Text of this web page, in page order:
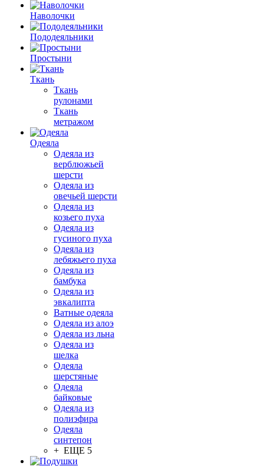
Наволочки
Пододеяльники
Простыни
Ткань
Ткань
рулонами
Ткань
метражом
Одеяла
Одеяла из
верблюжьей
шерсти
Одеяла из
овечьей шерсти
Одеяла из
козьего пуха
Одеяла из
гусиного пуха
Одеяла из
лебяжьего пуха
Одеяла из
бамбука
Одеяла из
эвкалипта
Ватные одеяла
Одеяла из алоэ
Одеяла из льна
Одеяла из
шелка
Одеяла
шерстяные
Одеяла
байковые
Одеяла из
полиэфира
Одеяла
синтепон
+ ЕЩЕ 5